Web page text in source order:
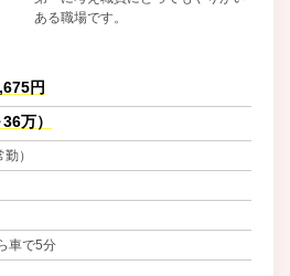
ある職場です。
円
万）
）
車で5分